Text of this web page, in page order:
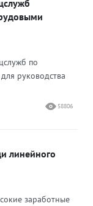
по
руководства
58806
линейного
заработные